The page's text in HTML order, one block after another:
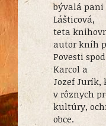
bývalá
Lášticová,
teta
autor kníh
Povesti
Karcol a
Jozef Jurík,
v rôznych
kultúry,
obce.